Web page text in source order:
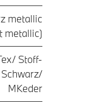
metallic
metallic)
Stoff-
MKeder